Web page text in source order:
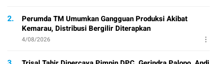
2.
Perumda TM Umumkan Gangguan Produksi Akibat
Kemarau, Distribusi Bergilir Diterapkan
4/08/2026